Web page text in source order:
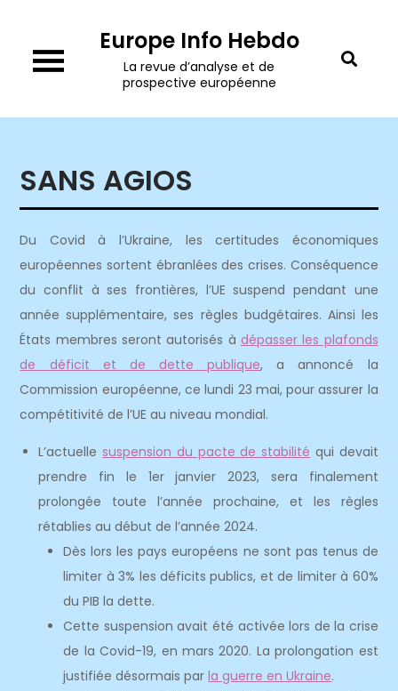
content
Europe Info Hebdo
La revue d’analyse et de
prospective européenne
SANS AGIOS
Du Covid à l’Ukraine, les certitudes économiques
européennes sortent ébranlées des crises. Conséquence
du conflit à ses frontières, l’UE suspend pendant une
année supplémentaire, ses règles budgétaires. Ainsi les
États membres seront autorisés à dépasser les plafonds
de déficit et de dette publique, a annoncé la
Commission européenne, ce lundi 23 mai, pour assurer la
compétitivité de l’UE au niveau mondial.
L’actuelle suspension du pacte de stabilité qui devait
prendre fin le 1er janvier 2023, sera finalement
prolongée toute l’année prochaine, et les règles
rétablies au début de l’année 2024.
Dès lors les pays européens ne sont pas tenus de
limiter à 3% les déficits publics, et de limiter à 60%
du PIB la dette.
Cette suspension avait été activée lors de la crise
de la Covid-19, en mars 2020. La prolongation est
justifiée désormais parla guerre en Ukraine.